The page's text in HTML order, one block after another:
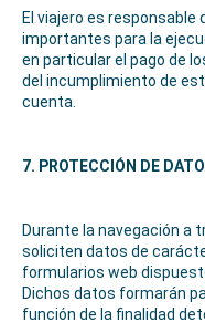
El viajero es
importantes para la
en particular el pago de
del incumplimiento de
cuenta.
7. PROTECCIÓN DE
Durante la navegación a
soliciten datos de
formularios web
Dichos datos formarán
función de la finalidad